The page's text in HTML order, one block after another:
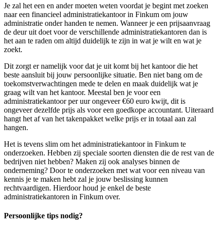
Je zal het een en ander moeten weten voordat je begint met zoeken
naar een financieel administratiekantoor in Finkum om jouw
administratie onder handen te nemen. Wanneer je een prijsaanvraag
de deur uit doet voor de verschillende administratiekantoren dan is
het aan te raden om altijd duidelijk te zijn in wat je wilt en wat je
zoekt.
Dit zorgt er namelijk voor dat je uit komt bij het kantoor die het
beste aansluit bij jouw persoonlijke situatie. Ben niet bang om de
toekomstverwachtingen mede te delen en maak duidelijk wat je
graag wilt van het kantoor. Meestal ben je voor een
administratiekantoor per uur ongeveer €60 euro kwijt, dit is
ongeveer dezelfde prijs als voor een goedkope accountant. Uiteraard
hangt het af van het takenpakket welke prijs er in totaal aan zal
hangen.
Het is tevens slim om het administratiekantoor in Finkum te
onderzoeken. Hebben zij speciale soorten diensten die de rest van de
bedrijven niet hebben? Maken zij ook analyses binnen de
onderneming? Door te onderzoeken met wat voor een niveau van
kennis je te maken hebt zal je jouw beslissing kunnen
rechtvaardigen. Hierdoor houd je enkel de beste
administratiekantoren in Finkum over.
Persoonlijke tips nodig?